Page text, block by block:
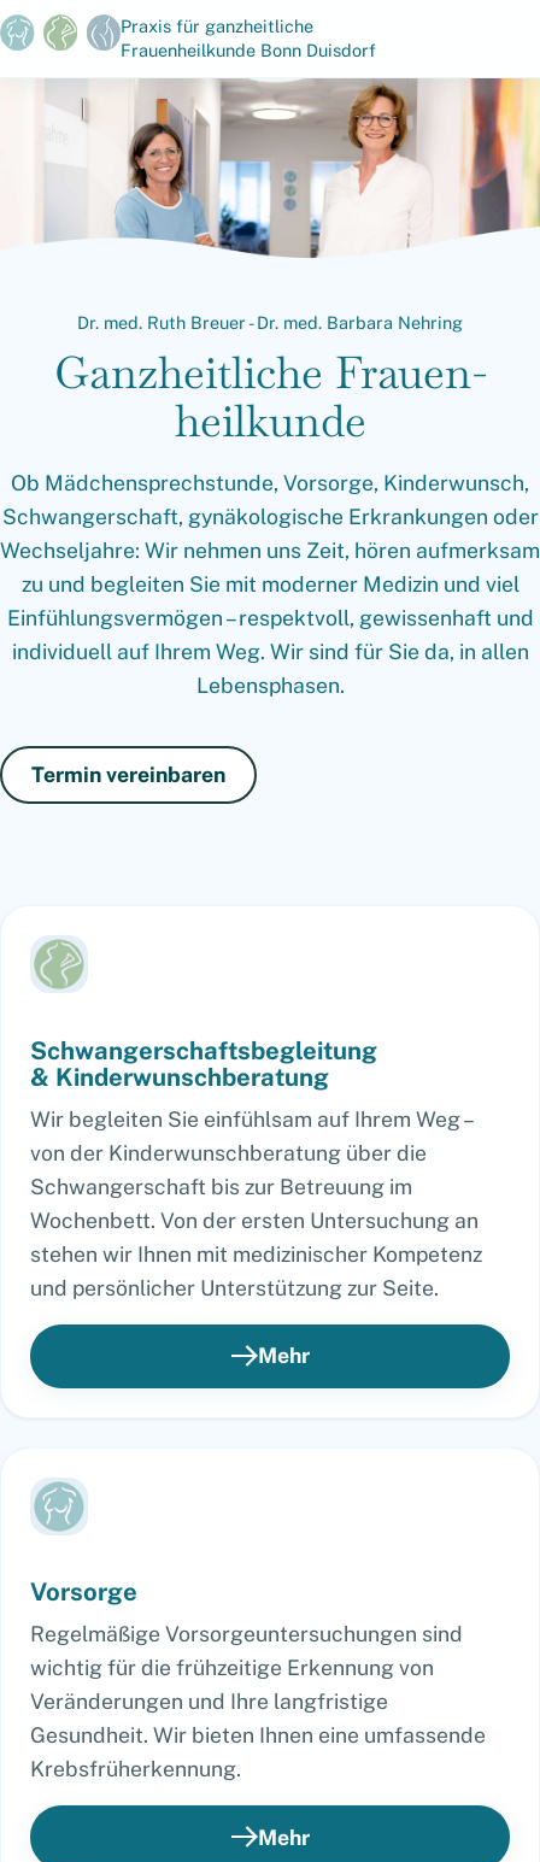
Praxis für ganzheitliche
Frauenheilkunde Bonn Duisdorf
Dr. med. Ruth Breuer - Dr. med. Barbara Nehring
Ganzheit­liche Frauen­
heilkunde
Ob Mädchensprechstunde, Vorsorge, Kinderwunsch,
Schwangerschaft, gynäkologische Erkrankungen oder
Wechseljahre: Wir nehmen uns Zeit, hören aufmerksam
zu und begleiten Sie mit moderner Medizin und viel
Einfühlungsvermögen – respektvoll, gewissenhaft und
individuell auf Ihrem Weg. Wir sind für Sie da, in allen
Lebensphasen.
Termin vereinbaren
Schwangerschafts­begleitung
& Kinderwunsch­beratung
Wir begleiten Sie einfühlsam auf Ihrem Weg –
von der Kinderwunschberatung über die
Schwangerschaft bis zur Betreuung im
Wochenbett. Von der ersten Untersuchung an
stehen wir Ihnen mit medizinischer Kompetenz
und persönlicher Unterstützung zur Seite.
Mehr
Vorsorge
Regelmäßige Vorsorgeuntersuchungen sind
wichtig für die frühzeitige Erkennung von
Veränderungen und Ihre langfristige
Gesundheit. Wir bieten Ihnen eine umfassende
Krebsfrüherkennung.
Mehr